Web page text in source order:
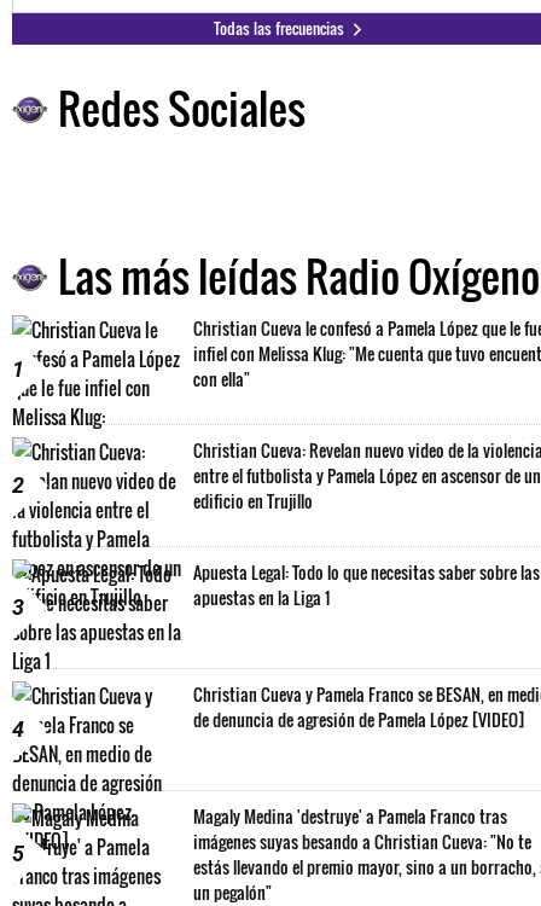
Todas las frecuencias
Redes Sociales
Las más leídas Radio Oxígeno
1
Christian Cueva le confesó a Pamela López que le
infiel con Melissa Klug: "Me cuenta que tuvo
con ella"
2
Christian Cueva: Revelan nuevo video de la
entre el futbolista y Pamela López en ascensor de un
edificio en Trujillo
3
Apuesta Legal: Todo lo que necesitas saber sobre las
apuestas en la Liga 1
4
Christian Cueva y Pamela Franco se BESAN, en
de denuncia de agresión de Pamela López [VIDEO]
5
Magaly Medina 'destruye' a Pamela Franco tras
imágenes suyas besando a Christian Cueva: "No te
estás llevando el premio mayor, sino a un borracho,
un pegalón"